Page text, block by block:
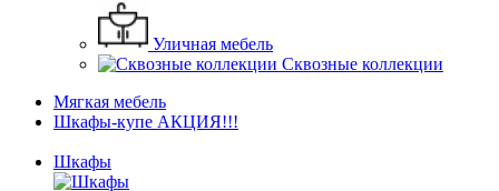
Уличная мебель
Сквозные коллекции
Мягкая мебель
Шкафы-купе АКЦИЯ!!!
Шкафы